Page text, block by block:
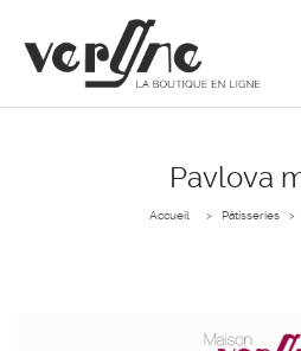
Pavlova
Accueil > Pâtisseries >